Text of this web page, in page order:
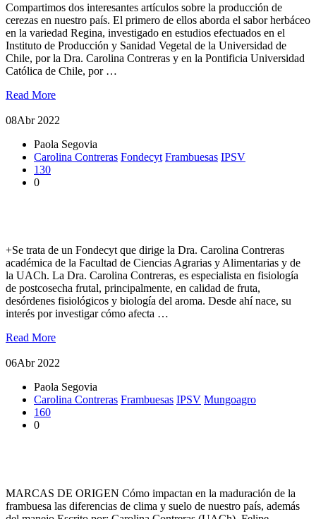
Compartimos dos interesantes artículos sobre la producción de
cerezas en nuestro país. El primero de ellos aborda el sabor herbáceo
en la variedad Regina, investigado en estudios efectuados en el
Instituto de Producción y Sanidad Vegetal de la Universidad de
Chile, por la Dra. Carolina Contreras y en la Pontificia Universidad
Católica de Chile, por …
Read More
08Abr 2022
Paola Segovia
Carolina Contreras Fondecyt Frambuesas IPSV
130
0
+Se trata de un Fondecyt que dirige la Dra. Carolina Contreras
académica de la Facultad de Ciencias Agrarias y Alimentarias y de
la UACh. La Dra. Carolina Contreras, es especialista en fisiología
de postcosecha frutal, principalmente, en calidad de fruta,
desórdenes fisiológicos y biología del aroma. Desde ahí nace, su
interés por investigar cómo afecta …
Read More
06Abr 2022
Paola Segovia
Carolina Contreras Frambuesas IPSV Mungoagro
160
0
MARCAS DE ORIGEN Cómo impactan en la maduración de la
frambuesa las diferencias de clima y suelo de nuestro país, además